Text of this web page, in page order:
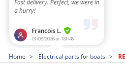
Home Electrical parts for boats